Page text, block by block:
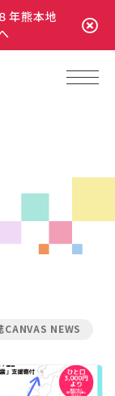
年熊本地
CANVAS NEWS